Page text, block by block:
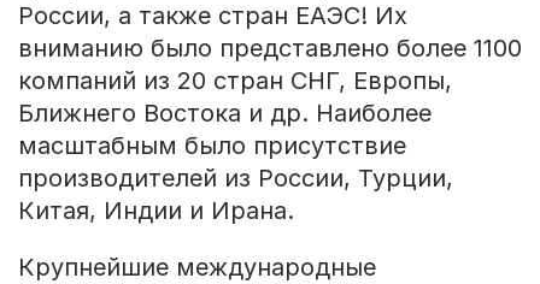
России, а также стран ЕАЭС! Их
вниманию было представлено более 1100
компаний из 20 стран СНГ, Европы,
Ближнего Востока и др. Наиболее
масштабным было присутствие
производителей из России, Турции,
Китая, Индии и Ирана.
Крупнейшие международные